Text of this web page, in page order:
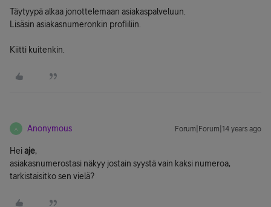
Täytyypä alkaa jonottelemaan asiakaspalveluun.
Lisäsin asiakasnumeronkin profiiliin.
Kiitti kuitenkin.
A Anonymous Forum|Forum|14 years ago
Heiaje,
asiakasnumerostasi näkyy jostain syystä vain kaksi numeroa,
tarkistaisitko sen vielä?